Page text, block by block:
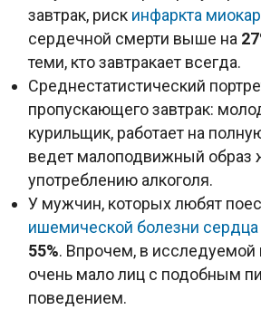
завтрак, риск инфаркта
сердечной смерти выше на
теми, кто завтракает всегда.
Среднестатистический
пропускающего завтрак:
курильщик, работает на
ведет малоподвижный образ
употреблению алкоголя.
У мужчин, которых любят
ишемической болезни сердца
55%. Впрочем, в исследуемой
очень мало лиц с подобным
поведением.